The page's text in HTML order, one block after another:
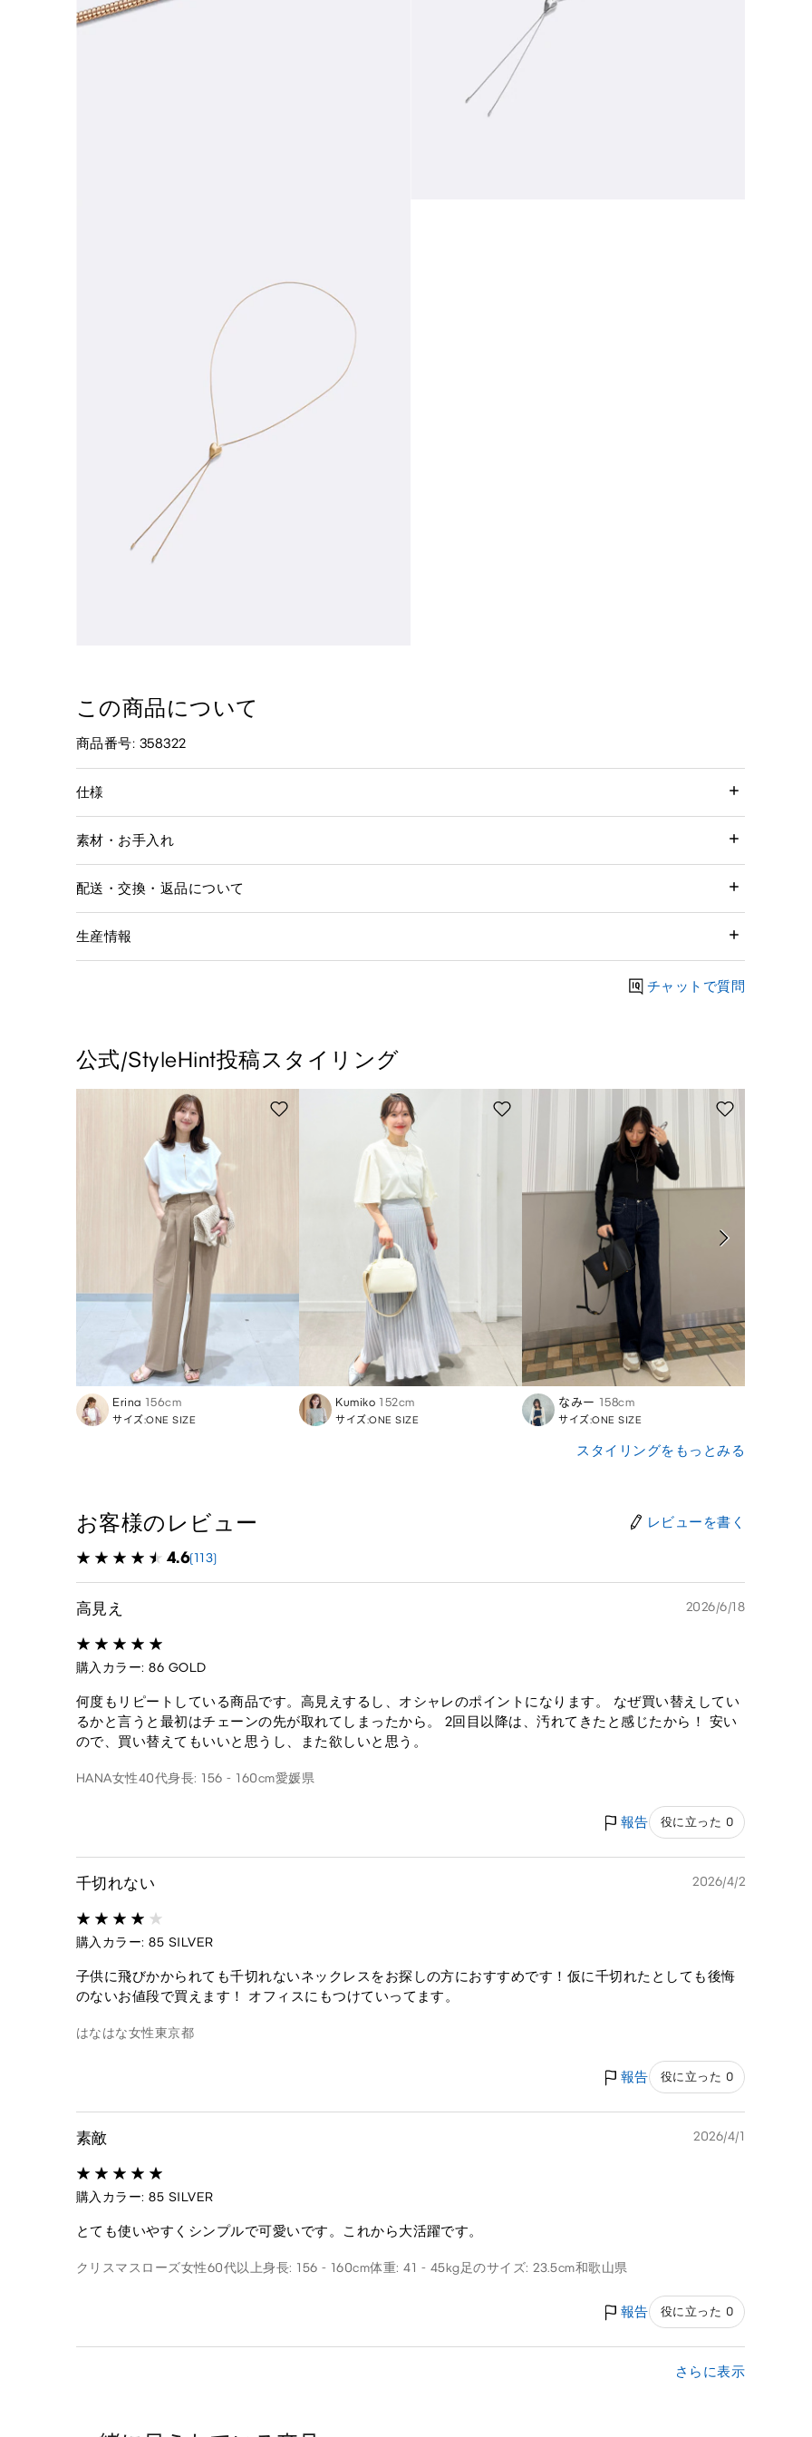
この商品について
商品番号: 358322
仕様
素材・お手入れ
配送・交換・返品について
生産情報
チャットで質問
公式/StyleHint投稿スタイリング
Erina 156cm
サイズ:ONE SIZE
Kumiko 152cm
サイズ:ONE SIZE
なみー 158cm
サイズ:ONE SIZE
スタイリングをもっとみる
お客様のレビュー レビューを書く
4.6(113)
高見え 2026/6/18
購入カラー: 86 GOLD
何度もリピートしている商品です。高見えするし、オシャレのポイントになります。 なぜ買い替えしてい
るかと言うと最初はチェーンの先が取れてしまったから。 2回目以降は、汚れてきたと感じたから！ 安い
ので、買い替えてもいいと思うし、また欲しいと思う。
HANA女性40代身長: 156 - 160cm愛媛県
報告 役に立った 0
千切れない 2026/4/2
購入カラー: 85 SILVER
子供に飛びかかられても千切れないネックレスをお探しの方におすすめです！仮に千切れたとしても後悔
のないお値段で買えます！ オフィスにもつけていってます。
はなはな女性東京都
報告 役に立った 0
素敵 2026/4/1
購入カラー: 85 SILVER
とても使いやすくシンプルで可愛いです。これから大活躍です。
クリスマスローズ女性60代以上身長: 156 - 160cm体重: 41 - 45kg足のサイズ: 23.5cm和歌山県
報告 役に立った 0
さらに表示